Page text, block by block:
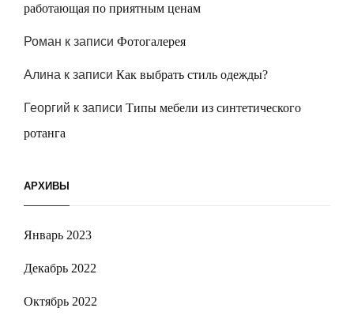
работающая по приятным ценам
Роман к записи Фотогалерея
Алина к записи Как выбрать стиль одежды?
Георгий к записи Типы мебели из синтетического
ротанга
АРХИВЫ
Январь 2023
Декабрь 2022
Октябрь 2022